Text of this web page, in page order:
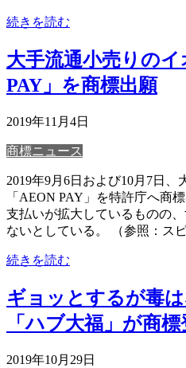
続きを読む
大手流通小売りの
PAY」を商標出願
2019年11月4日
商標ニュース
2019年9月6日および10月7日
「AEON PAY」を特許庁へ商
支払いが拡大しているものの
ないとしている。 （参照：ス
続きを読む
ギョッとするが毒
「ハブ大福」が商
2019年10月29日